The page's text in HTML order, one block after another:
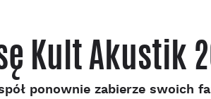
Kult Akustik
ponownie zabierze swoich